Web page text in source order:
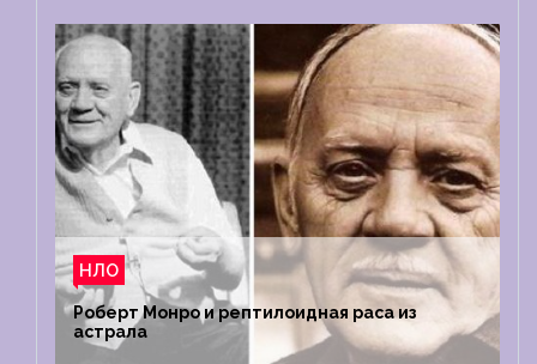
НЛО
Роберт Монро и рептилоидная раса из
астрала